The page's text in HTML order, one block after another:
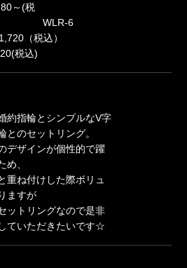
～(税
6
（税込）
税込)
約指輪とシンプルなV字
とのセットリング。
デザインが個性的で躍
め、
重ね付けした際ボリュ
ますが
ットリングなので是非
ていただきたいです☆